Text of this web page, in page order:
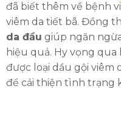
đã biết thêm về bệnh
viêm da tiết bã. Đồng
da đầu giúp ngăn
hiệu quả. Hy vọng qua
được loại dầu gội viêm
để cải thiện tình trạng